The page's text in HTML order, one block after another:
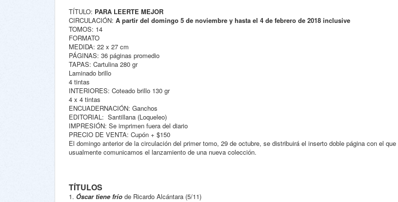
TÍTULO: PARA LEERTE MEJOR
CIRCULACIÓN: A partir del domingo 5 de noviembre y hasta el 4 de febrero de 2018 inclusive
TOMOS: 14
FORMATO
MEDIDA: 22 x 27 cm
PÁGINAS: 36 páginas promedio
TAPAS: Cartulina 280 gr
Laminado brillo
4 tintas
INTERIORES: Coteado brillo 130 gr
4 x 4 tintas
ENCUADERNACIÓN: Ganchos
EDITORIAL: Santillana (Loqueleo)
IMPRESIÓN: Se imprimen fuera del diario
PRECIO DE VENTA: Cupón + $150
El domingo anterior de la circulación del primer tomo, 29 de octubre, se distribuirá el inserto doble página con el que
usualmente comunicamos el lanzamiento de una nueva colección.
TÍTULOS
1. Óscar tiene frío de Ricardo Alcántara (5/11)